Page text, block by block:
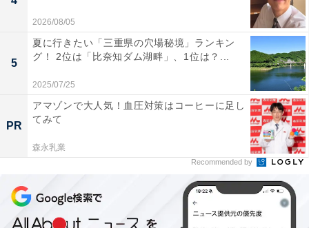
こちらもおすすめ
「子どもに行ってほしい大学」ランキング、1位
は？
2026/08/05
5
夏に行きたい「三重県の穴場秘境」ランキン
グ！ 2位は「比奈知ダム湖畔」、1位は？...
2025/07/25
PR
アマゾンで大人気！血圧対策はコーヒーに足し
てみて
森永乳業
Recommended by